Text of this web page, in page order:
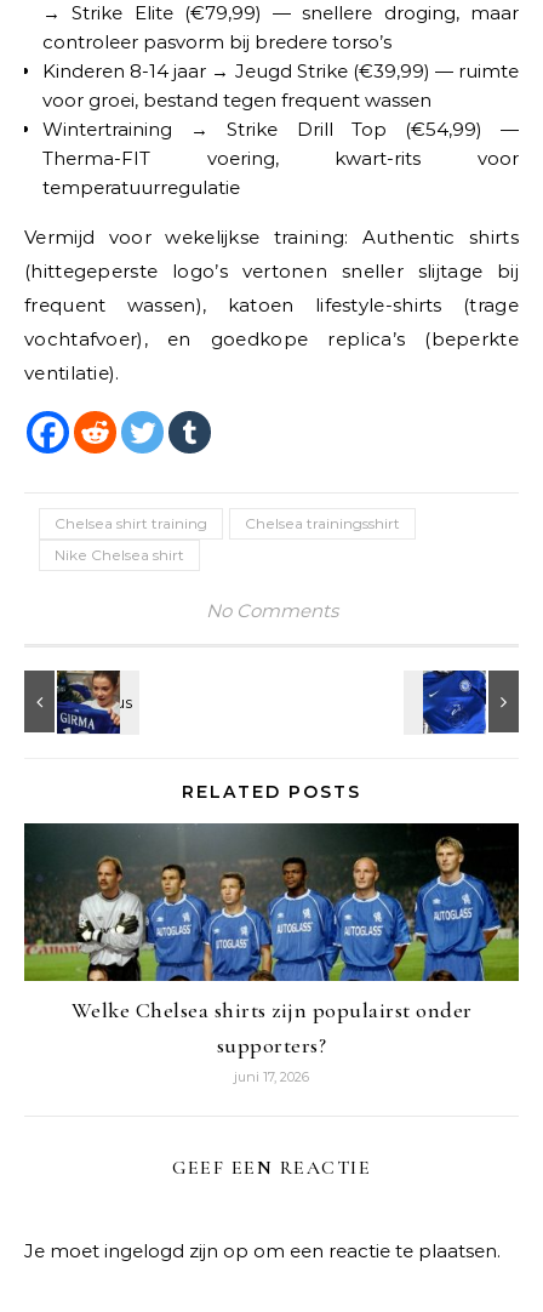
→ Strike Elite (€79,99) — snellere droging, maar
controleer pasvorm bij bredere torso’s
Kinderen 8-14 jaar → Jeugd Strike (€39,99) — ruimte
voor groei, bestand tegen frequent wassen
Wintertraining → Strike Drill Top (€54,99) —
Therma-FIT voering, kwart-rits voor
temperatuurregulatie
Vermijd voor wekelijkse training: Authentic shirts
(hittegeperste logo’s vertonen sneller slijtage bij
frequent wassen), katoen lifestyle-shirts (trage
vochtafvoer), en goedkope replica’s (beperkte
ventilatie).
Chelsea shirt training
Chelsea trainingsshirt
Nike Chelsea shirt
No Comments
RELATED POSTS
Welke Chelsea shirts zijn populairst onder
supporters?
juni 17, 2026
GEEF EEN REACTIE
Je moet ingelogd zijn op om een reactie te plaatsen.